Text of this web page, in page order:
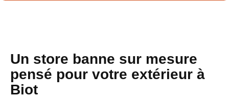
Un store banne sur mesure
pensé pour votre extérieur à
Biot